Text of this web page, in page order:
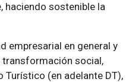
haciendo sostenible la
empresarial en general y
transformación social,
(en adelante DT),